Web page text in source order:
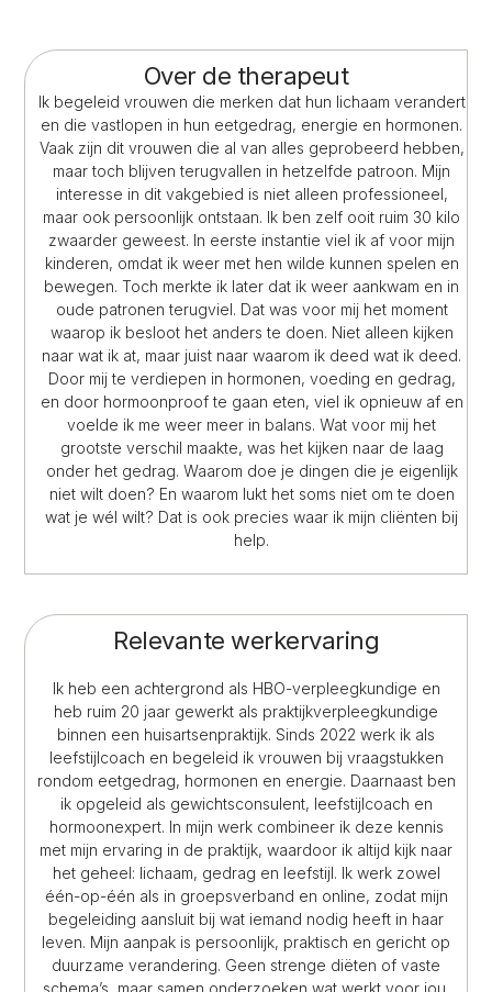
Over de therapeut
Ik begeleid vrouwen die merken dat hun lichaam verandert
en die vastlopen in hun eetgedrag, energie en hormonen.
Vaak zijn dit vrouwen die al van alles geprobeerd hebben,
maar toch blijven terugvallen in hetzelfde patroon. Mijn
interesse in dit vakgebied is niet alleen professioneel,
maar ook persoonlijk ontstaan. Ik ben zelf ooit ruim 30 kilo
zwaarder geweest. In eerste instantie viel ik af voor mijn
kinderen, omdat ik weer met hen wilde kunnen spelen en
bewegen. Toch merkte ik later dat ik weer aankwam en in
oude patronen terugviel. Dat was voor mij het moment
waarop ik besloot het anders te doen. Niet alleen kijken
naar wat ik at, maar juist naar waarom ik deed wat ik deed.
Door mij te verdiepen in hormonen, voeding en gedrag,
en door hormoonproof te gaan eten, viel ik opnieuw af en
voelde ik me weer meer in balans. Wat voor mij het
grootste verschil maakte, was het kijken naar de laag
onder het gedrag. Waarom doe je dingen die je eigenlijk
niet wilt doen? En waarom lukt het soms niet om te doen
wat je wél wilt? Dat is ook precies waar ik mijn cliënten bij
help.
Relevante werkervaring
Ik heb een achtergrond als HBO-verpleegkundige en
heb ruim 20 jaar gewerkt als praktijkverpleegkundige
binnen een huisartsenpraktijk. Sinds 2022 werk ik als
leefstijlcoach en begeleid ik vrouwen bij vraagstukken
rondom eetgedrag, hormonen en energie. Daarnaast ben
ik opgeleid als gewichtsconsulent, leefstijlcoach en
hormoonexpert. In mijn werk combineer ik deze kennis
met mijn ervaring in de praktijk, waardoor ik altijd kijk naar
het geheel: lichaam, gedrag en leefstijl. Ik werk zowel
één-op-één als in groepsverband en online, zodat mijn
begeleiding aansluit bij wat iemand nodig heeft in haar
leven. Mijn aanpak is persoonlijk, praktisch en gericht op
duurzame verandering. Geen strenge diëten of vaste
schema’s, maar samen onderzoeken wat werkt voor jou,